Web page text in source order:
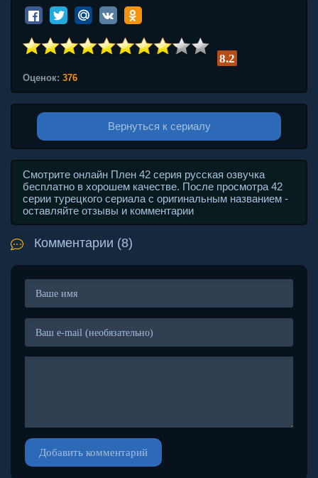
8.2
Оценок: 376
Вернуться к сериалу
Смотрите онлайн Плен 42 серия русская озвучка
бесплатно в хорошем качестве. После просмотра 42
серии турецкого сериала с оригинальным названием -
оставляйте отзывы и комментарии
Комментарии (8)
Добавить комментарий